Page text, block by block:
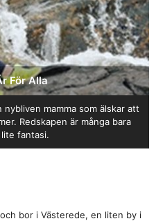
För Alla
nybliven mamma som älskar att
Redskapen är många bara
fantasi.
bor i Västerede, en liten by i